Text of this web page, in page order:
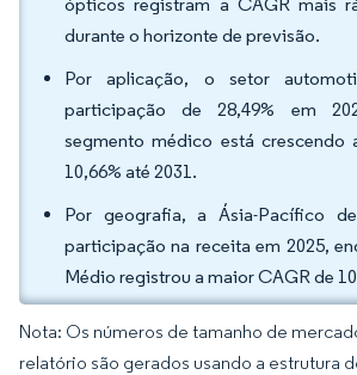
durante o horizonte de previsão.
Por aplicação, o setor
participação de 28,49% em
segmento médico está crescendo
10,66% até 2031.
Por geografia, a Ásia-Pacífico
participação na receita em 2025,
Médio registrou a maior CAGR de
Nota: Os números de tamanho de
relatório são gerados usando a estrutura